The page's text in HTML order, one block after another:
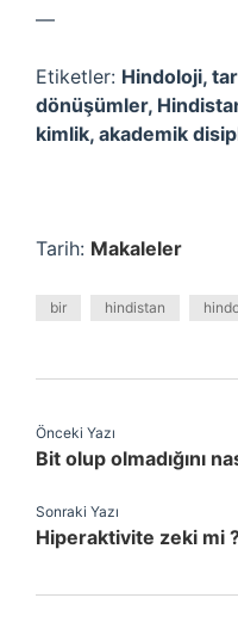
—
Etiketler: Hindoloji,
dönüşümler,
kimlik, akademik
Tarih: Makaleler
bir hindistan
Önceki Yazı
Bit olup olmadığını
Sonraki Yazı
Hiperaktivite zeki mi